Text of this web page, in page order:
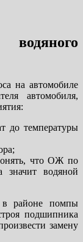
на автомобиле
автомобиля,
до температуры
что ОЖ по
значит водяной
в районе помпы
подшипника
замену